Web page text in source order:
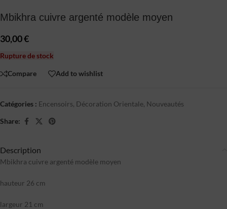
Mbikhra cuivre argenté modèle moyen
30,00€
Rupture de stock
Compare Add to wishlist
Catégories : Encensoirs, Décoration Orientale, Nouveautés
Share:
Description
Mbikhra cuivre argenté modèle moyen
hauteur 26 cm
largeur 21 cm